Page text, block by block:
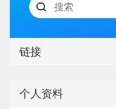
链接
个人资料